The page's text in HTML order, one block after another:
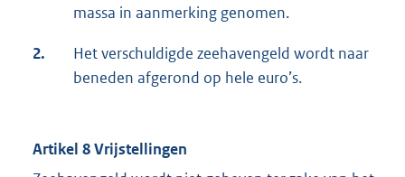
massa in aanmerking genomen.
2.
Het verschuldigde zeehavengeld wordt naar
beneden afgerond op hele euro’s.
Artikel 8 Vrijstellingen